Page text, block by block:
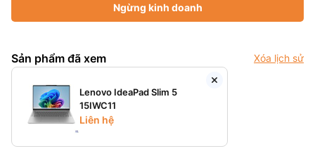
Ngừng kinh doanh
Sản phẩm đã xem Xóa lịch sử
Lenovo IdeaPad Slim 5
15IWC11
Liên hệ